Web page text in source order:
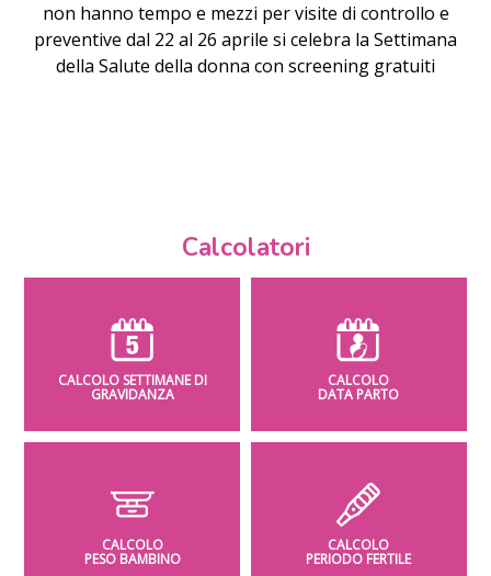
non hanno tempo e mezzi per visite di controllo e
preventive dal 22 al 26 aprile si celebra la Settimana
della Salute della donna con screening gratuiti
Calcolatori
CALCOLO SETTIMANE DI
GRAVIDANZA
CALCOLO
DATA PARTO
CALCOLO
PESO BAMBINO
CALCOLO
PERIODO FERTILE